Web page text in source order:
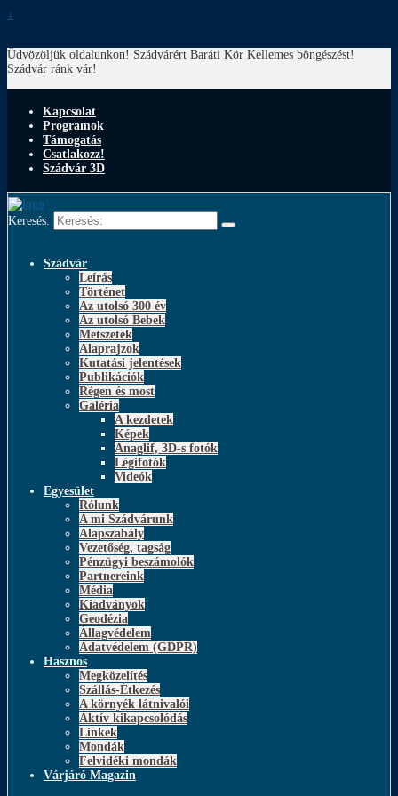
↓
Üdvözöljük oldalunkon! Szádvárért Baráti Kör Kellemes böngészést!
Szádvár ránk vár!
Kapcsolat
Programok
Támogatás
Csatlakozz!
Szádvár 3D
Keresés:
Szádvár
Leírás
Történet
Az utolsó 300 év
Az utolsó Bebek
Metszetek
Alaprajzok
Kutatási jelentések
Publikációk
Régen és most
Galéria
A kezdetek
Képek
Anaglif, 3D-s fotók
Légifotók
Videók
Egyesület
Rólunk
A mi Szádvárunk
Alapszabály
Vezetőség, tagság
Pénzügyi beszámolók
Partnereink
Média
Kiadványok
Geodézia
Állagvédelem
Adatvédelem (GDPR)
Hasznos
Megközelítés
Szállás-Étkezés
A környék látnivalói
Aktív kikapcsolódás
Linkek
Mondák
Felvidéki mondák
Várjáró Magazin